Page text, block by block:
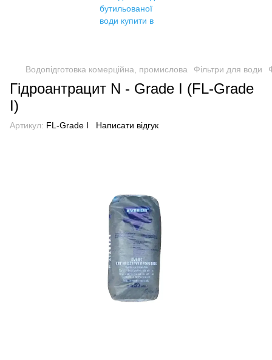
Водопідготовка комерційна, промислова Фільтри для води
Гідроантрацит N - Grade I (FL-Grade
I)
Артикул: FL-Grade I Написати відгук